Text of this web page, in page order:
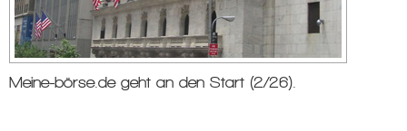
Meine-börse.de geht an den Start (2/26).